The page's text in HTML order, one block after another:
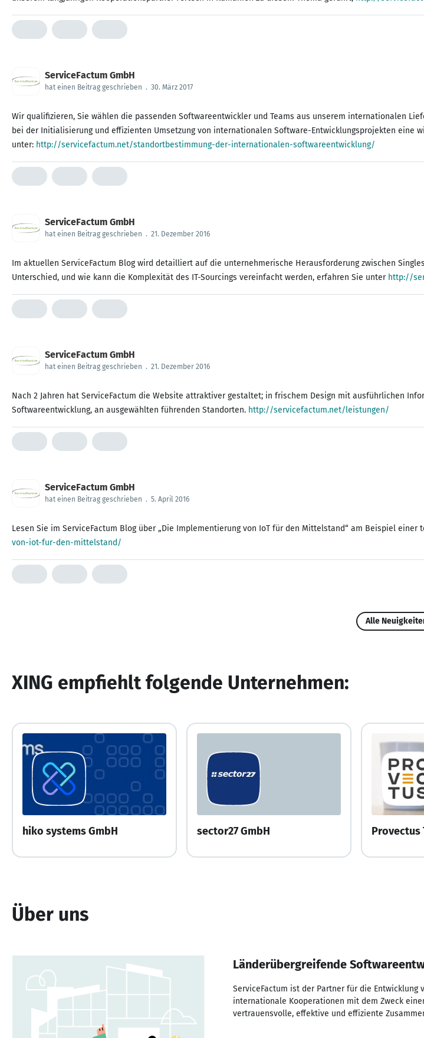
ServiceFactum GmbH
hat einen Beitrag geschrieben . 30. März 2017
Wir qualifizieren, Sie wählen die passenden Softwareentwickler und Teams aus unserem internationalen
bei der Initialisierung und effizienten Umsetzung von internationalen Software-Entwicklungsprojekten eine
unter: http://servicefactum.net/standortbestimmung-der-internationalen-softwareentwicklung/
ServiceFactum GmbH
hat einen Beitrag geschrieben . 21. Dezember 2016
Im aktuellen ServiceFactum Blog wird detailliert auf die unternehmerische Herausforderung zwischen
Unterschied, und wie kann die Komplexität des IT-Sourcings vereinfacht werden, erfahren Sie unter http://
ServiceFactum GmbH
hat einen Beitrag geschrieben . 21. Dezember 2016
Nach 2 Jahren hat ServiceFactum die Website attraktiver gestaltet; in frischem Design mit ausführlichen
Softwareentwicklung, an ausgewählten führenden Standorten. http://servicefactum.net/leistungen/
ServiceFactum GmbH
hat einen Beitrag geschrieben . 5. April 2016
Lesen Sie im ServiceFactum Blog über „Die Implementierung von IoT für den Mittelstand“ am Beispiel
von-iot-fur-den-mittelstand/
Alle
XING empfiehlt folgende Unternehmen:
hiko systems GmbH sector27 GmbH
Über uns
Länderübergreifende
ServiceFactum ist der Partner für die
internationale Kooperationen mit dem Zweck
vertrauensvolle, effektive und effiziente